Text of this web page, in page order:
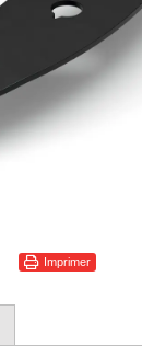
Imprimer